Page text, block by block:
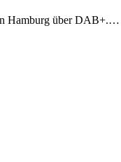
in Hamburg über DAB+.…